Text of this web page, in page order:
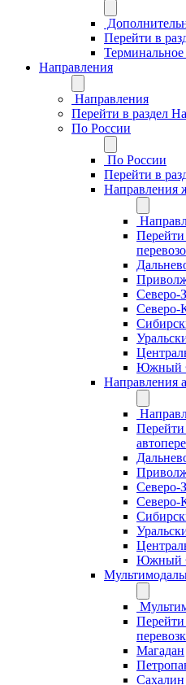
Перейти в
Направления
Направления
Перейти в раздел
По России
По России
Перейти в
Направления
Северо-
Южный
Направления
Перейти
Северо-
Южный
Перейти
Магадан
Сахалин